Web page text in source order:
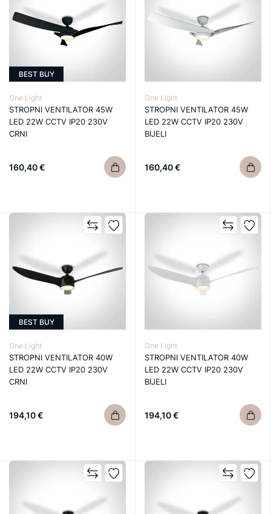
BEST BUY
One Light
STROPNI VENTILATOR 45W
LED 22W CCTV IP20 230V
CRNI
160,40 €
One Light
STROPNI VENTILATOR 45W
LED 22W CCTV IP20 230V
BIJELI
160,40 €
BEST BUY
One Light
STROPNI VENTILATOR 40W
LED 22W CCTV IP20 230V
CRNI
194,10 €
One Light
STROPNI VENTILATOR 40W
LED 22W CCTV IP20 230V
BIJELI
194,10 €